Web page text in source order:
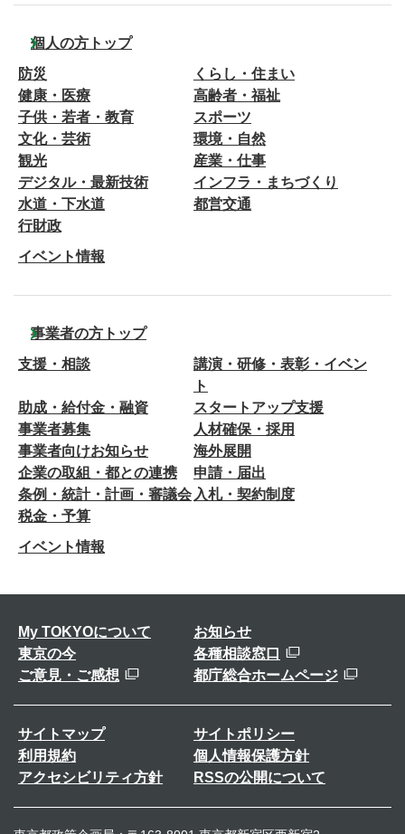
個人の方トップ
防災
くらし・住まい
健康・医療
高齢者・福祉
子供・若者・教育
スポーツ
文化・芸術
環境・自然
観光
産業・仕事
デジタル・最新技術
インフラ・まちづくり
水道・下水道
都営交通
行財政
イベント情報
事業者の方トップ
支援・相談
講演・研修・表彰・イベン
ト
助成・給付金・融資
スタートアップ支援
事業者募集
人材確保・採用
事業者向けお知らせ
海外展開
企業の取組・都との連携
申請・届出
条例・統計・計画・審議会 入札・契約制度
税金・予算
イベント情報
My TOKYOについて
お知らせ
東京の今
各種相談窓口
ご意見・ご感想
都庁総合ホームページ
サイトマップ
サイトポリシー
利用規約
個人情報保護方針
アクセシビリティ方針
RSSの公開について